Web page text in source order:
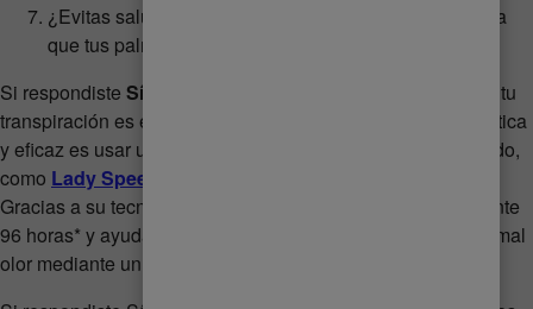
¿Evitas saludar de mano a otras personas por miedo a
que tus palmas se encuentren mojadas?
Si respondiste Sí a más de tres preguntas es un hecho que tu
transpiración es excesiva. ¡Tranquila! La solución más práctica
y eficaz es usar un antitranspirante clínicamente comprobado,
como Lady Speed Stick® Clinical Complete Protection
Gracias a su tecnología clinical te mantiene protegida durante
96 horas* y ayuda a eliminar las bacterias** que causan el mal
olor mediante un escudo protector.